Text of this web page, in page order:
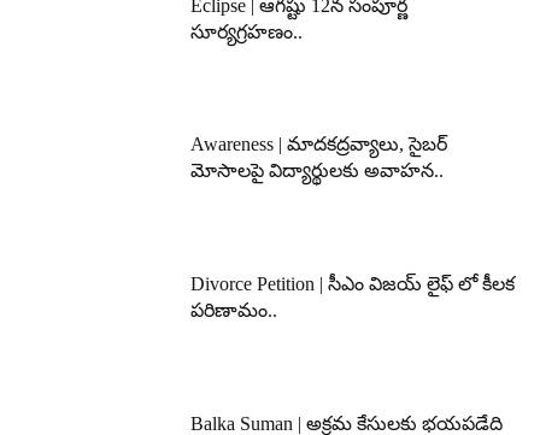
Eclipse | ఆగష్టు 12న సంపూర్ణ
సూర్యగ్రహణం..
Awareness | మాదకద్రవ్యాలు, సైబర్
మోసాలపై విద్యార్థులకు అవాహన..
Divorce Petition | సీఎం విజయ్ లైఫ్ లో కీలక
పరిణామం..
Balka Suman | అక్రమ కేసులకు భయపడేది